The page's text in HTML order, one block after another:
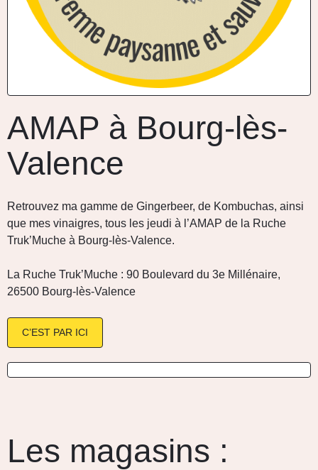
AMAP à Bourg-lès-
Valence
Retrouvez ma gamme de Gingerbeer, de Kombuchas, ainsi
que mes vinaigres, tous les jeudi à l’AMAP de la Ruche
Truk’Muche à Bourg-lès-Valence.
La Ruche Truk’Muche : 90 Boulevard du 3e Millénaire,
26500 Bourg-lès-Valence
C’EST PAR ICI
Les magasins :